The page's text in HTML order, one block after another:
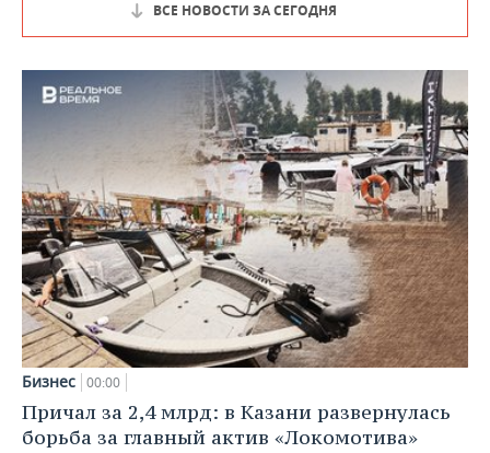
ВСЕ НОВОСТИ ЗА СЕГОДНЯ
Бизнес 00:00
Причал за 2,4 млрд: в Казани развернулась
борьба за главный актив «Локомотива»